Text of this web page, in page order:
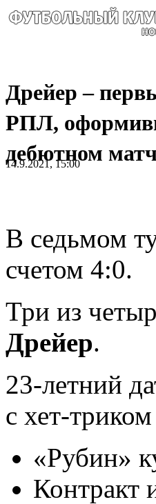
Дрейер –
РПЛ,
дебютном
14.9.2021, 15:00
В седьмом
счетом 4:0.
Три из
Дрейер.
23-летний
с хет-
«Рубин»
Контракт